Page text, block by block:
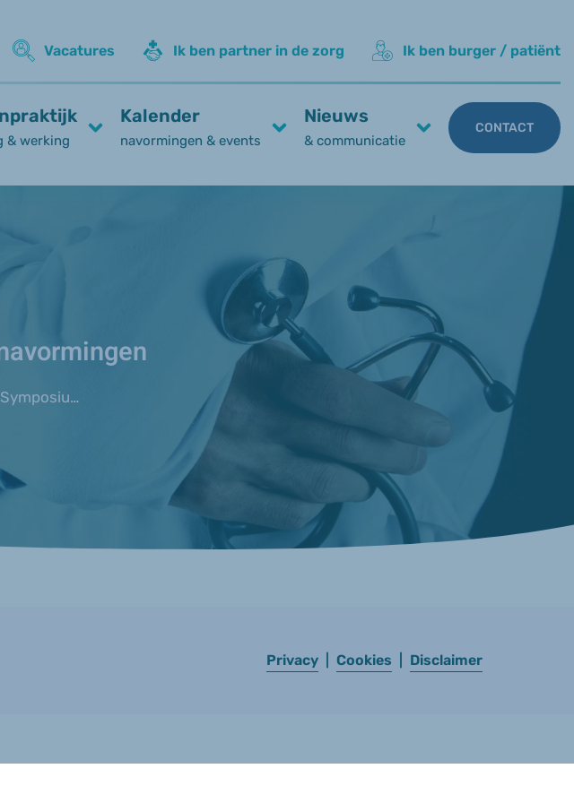
CONTACT
& werking
Kalender
navormingen & events
Nieuws
& communicatie
Vacatures Ik ben partner in de zorg Ik ben burger / patiënt
Symposium osteoporose
Privacy Cookies Disclaimer